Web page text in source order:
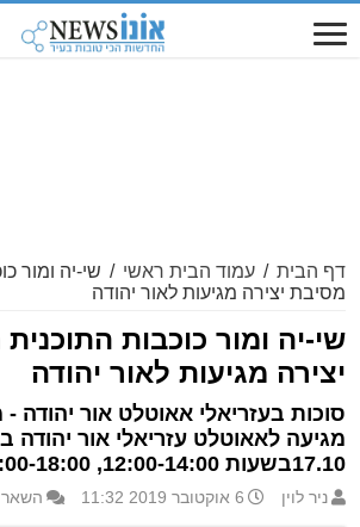
דף הבית / עמוד הבית ראשי / שי-יה ומור
מסיבת יצירה מגיעות לאור יהודה
שי-יה ומור כוכבות
יצירה מגיעות לאור יהודה
סוכות בעזריאלי אאוטלט אור יהודה
17.10בשעות 12:00-14:00, 16:00-18:00
ניר לוין 6 אוקטובר 2019 11:32 השאר